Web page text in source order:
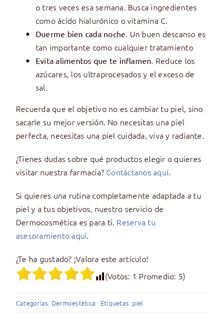
o tres veces esa semana. Busca ingredientes
como ácido hialurónico o vitamina C.
Duerme bien cada noche. Un buen descanso es
tan importante como cualquier tratamiento
Evita alimentos que te inflamen. Reduce los
azúcares, los ultraprocesados y el exceso de
sal.
Recuerda que el objetivo no es cambiar tu piel, sino
sacarle su mejor versión. No necesitas una piel
perfecta, necesitas una piel cuidada, viva y radiante.
¿Tienes dudas sobre qué productos elegir o quieres
visitar nuestra farmacia? Contáctanos aquí.
Si quieres una rutina completamente adaptada a tu
piel y a tus objetivos, nuestro servicio de
Dermocosmética es para ti. Reserva tu
asesoramiento aquí.
¿Te ha gustado? ¡Valora este artículo!
(Votos: 1 Promedio: 5)
Categorías: Dermoestética Etiquetas: piel